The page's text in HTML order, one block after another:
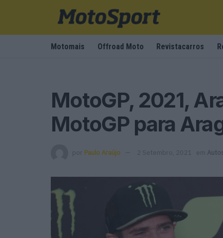
Motomais Offroad Moto Revistacarros
MotoGP, 2021,
MotoGP para
por Paulo Araújo 2 Setembro, 2021 em